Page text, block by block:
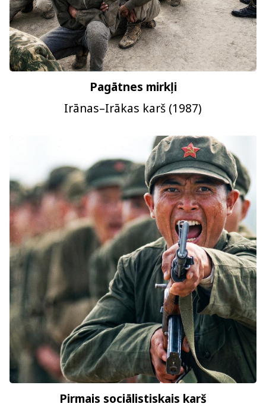
Pagātnes mirkļi
Irānas–Irākas karš (1987)
Pirmais sociālistiskais karš